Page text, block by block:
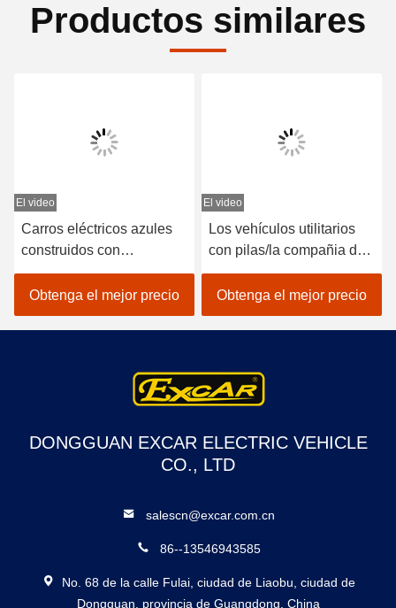
Productos similares
El video
Carros eléctricos azules
construidos con
reguladores de alta
frecuencia de 48v 3.7kw y
controladores de Curtis
para una experiencia de
Obtenga el mejor precio
El video
Los vehículos utilitarios
con pilas/la compañia de
electricidad Carts el
regulador de 350A los
E.E.U.U. Curties
Obtenga el mejor precio
DONGGUAN EXCAR ELECTRIC VEHICLE
CO., LTD
salescn@excar.com.cn
86--13546943585
No. 68 de la calle Fulai, ciudad de Liaobu, ciudad de
Dongguan, provincia de Guangdong, China